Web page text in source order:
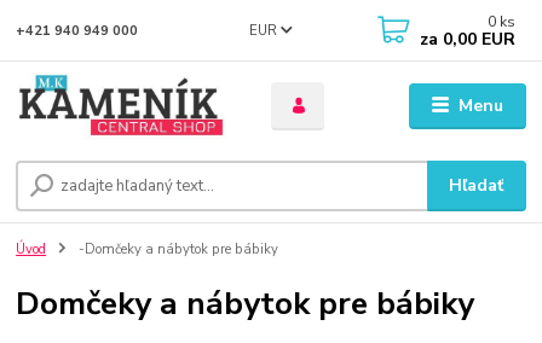
Menu
EUR
Hľadať
+421 940 949 000 0 ks
za 0,00 EUR
Úvod -Domčeky a nábytok pre bábiky
Domčeky a nábytok pre bábiky